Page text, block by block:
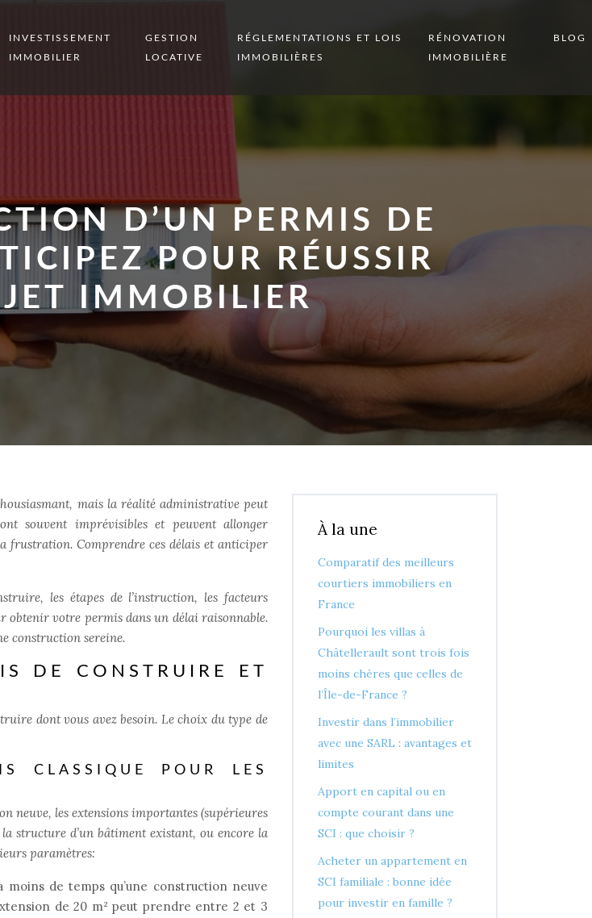
INVESTISSEMENT
IMMOBILIER
GESTION
LOCATIVE
RÉGLEMENTATIONS ET LOIS
IMMOBILIÈRES
RÉNOVATION
IMMOBILIÈRE
BLOG
D’UN PERMIS DE
POUR RÉUSSIR
IMMOBILIER
mais la réalité administrative peut
souvent imprévisibles et peuvent allonger
frustration. Comprendre ces délais et anticiper
les étapes de l’instruction, les facteurs
obtenir votre permis dans un délai raisonnable.
construction sereine.
DE CONSTRUIRE ET
dont vous avez besoin. Le choix du type de
CLASSIQUE POUR LES
neuve, les extensions importantes (supérieures
structure d’un bâtiment existant, ou encore la
paramètres:
de temps qu’une construction neuve
de 20 m² peut prendre entre 2 et 3
À la une
Comparatif des meilleurs
courtiers immobiliers en
France
Pourquoi les villas à
Châtellerault sont trois fois
moins chères que celles de
l’Île-de-France ?
Investir dans l’immobilier
avec une SARL : avantages et
limites
Apport en capital ou en
compte courant dans une
SCI : que choisir ?
Acheter un appartement en
SCI familiale : bonne idée
pour investir en famille ?